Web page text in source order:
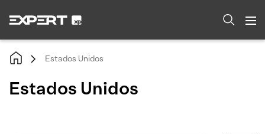
Estados Unidos
Estados Unidos